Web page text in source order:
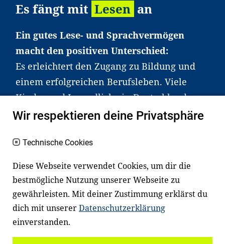
Es fängt mit Lesen an
Ein gutes Lese- und Sprachvermögen
macht den positiven Unterschied:
Es erleichtert den Zugang zu Bildung und
einem erfolgreichen Berufsleben. Viele
Kinder und Jugendliche in Deutschland
haben aber große Schwierigkeiten dabei.
an Familien sowie an Erzieher*innen,
Lehrer*innen und andere
Fachexpert*innen. Dafür arbeiten wir eng
mit Ministerien, wissenschaftlichen
Einrichtungen, Verbänden, Unternehmen
und anderen Stiftungen zusammen.
Wir respektieren deine Privatsphäre
Technische Cookies
Diese Webseite verwendet Cookies, um dir die
bestmögliche Nutzung unserer Webseite zu
gewährleisten. Mit deiner Zustimmung erklärst du
dich mit unsererDatenschutzerklärung
einverstanden.